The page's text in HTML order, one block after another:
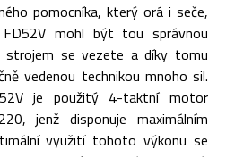
pomocníka, který orá i seče,
mohl být tou správnou
se vezete a díky tomu
vedenou technikou mnoho sil.
je použitý 4-taktní motor
jenž disponuje maximálním
využití tohoto výkonu se